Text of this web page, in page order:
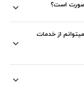
است؟
از خدمات